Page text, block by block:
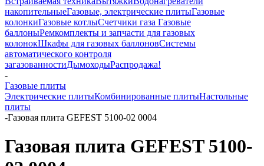
накопительныеГазовые, электрические плитыГазовые
колонкиГазовые котлыСчетчики газа Газовые
баллоныРемкомплекты и запчасти для газовых
колонокШкафы для газовых баллоновСистемы
автоматического контроля
загазованностиДымоходыРаспродажа!
-
Газовые плиты
Электрические плитыКомбинированные плитыНастольные
плиты
-Газовая плита GEFEST 5100-02 0004
Газовая плита GEFEST 5100-